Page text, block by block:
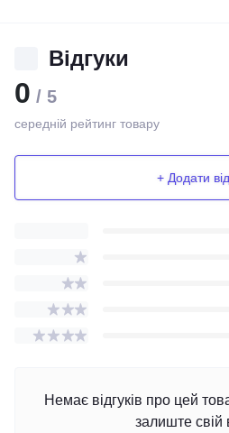
Відгуки
0 / 5
середній рейтинг товару
+ Додати
Немає відгуків про цей
залиште свій